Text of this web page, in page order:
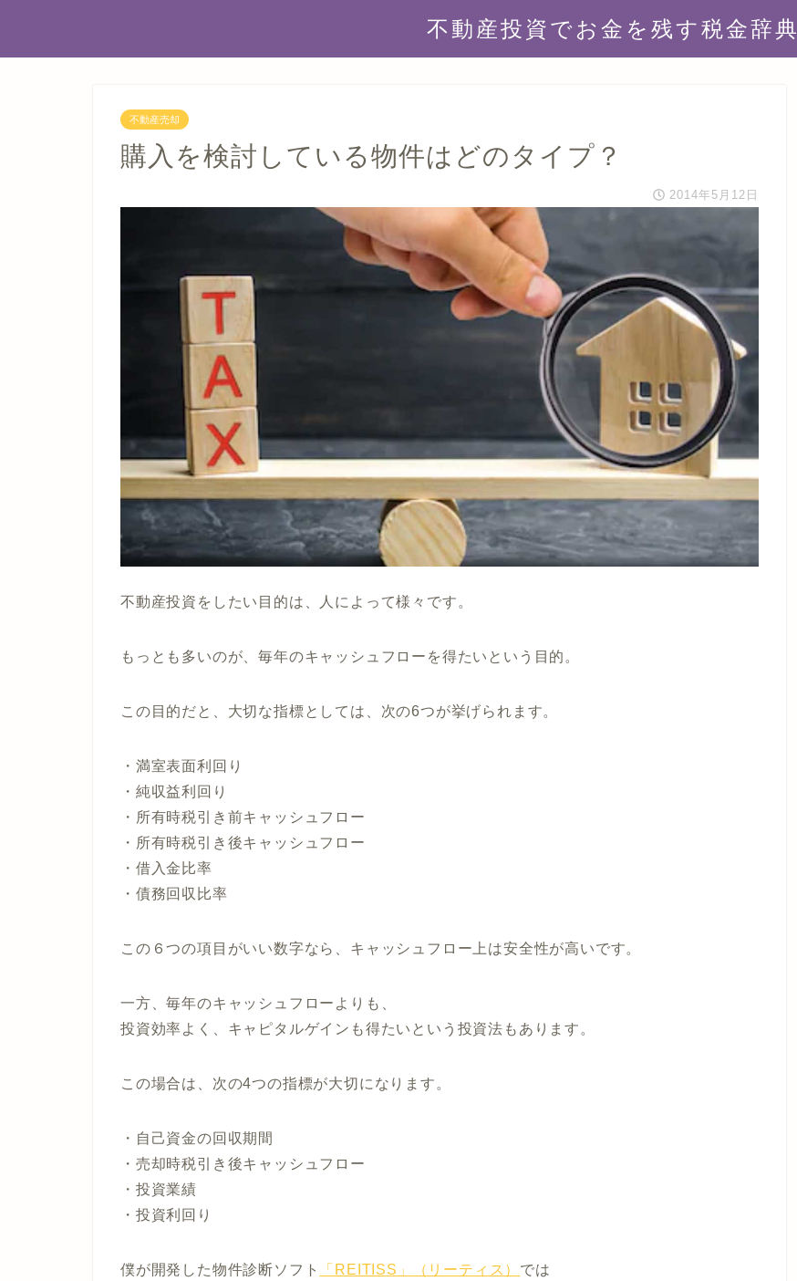
不動産投資でお金を残す税金辞典
不動産売却
購入を検討している物件はどのタイプ？
2014年5月12日
不動産投資をしたい目的は、人によって様々です。
もっとも多いのが、毎年のキャッシュフローを得たいという目的。
この目的だと、大切な指標としては、次の6つが挙げられます。
・満室表面利回り
・純収益利回り
・所有時税引き前キャッシュフロー
・所有時税引き後キャッシュフロー
・借入金比率
・債務回収比率
この６つの項目がいい数字なら、 キャッシュフロー上は安全性が高いです。
一方、毎年のキャッシュフローよりも、
投資効率よく、 キャピタルゲインも得たいという投資法もあります。
この場合は、次の4つの指標が大切になります。
・自己資金の回収期間
・売却時税引き後キャッシュフロー
・投資業績
・投資利回り
僕が開発した物件診断ソフト 「REITISS」（リーティス） では